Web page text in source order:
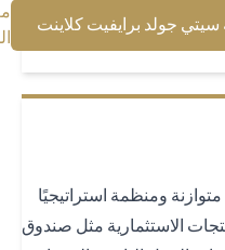
برايفيت كلاينت(opens in a new tab)
معرفة
المزيد(opens in a new tab)
ومنظمة استراتيجيًا
مثل صندوق